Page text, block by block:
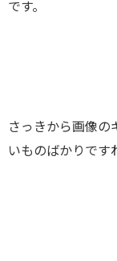
です。
さっきから画像の
いものばかりで